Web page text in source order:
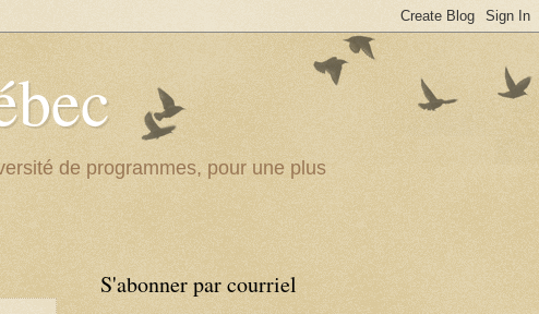
de programmes, pour une plus
S'abonner par courriel